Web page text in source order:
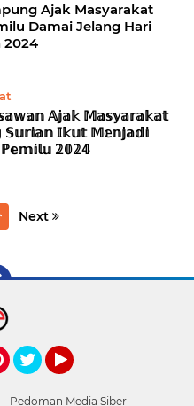
Ajak Masyarakat
Damai Jelang Hari
2024
𝔸𝕛𝕒𝕜 𝕄𝕒𝕤𝕪𝕒𝕣𝕒𝕜𝕒𝕥
𝕀𝕜𝕦𝕥 𝕄𝕖𝕟𝕛𝕒𝕕𝕚
𝟚𝟘𝟚𝟜
Next
Pedoman Media Siber